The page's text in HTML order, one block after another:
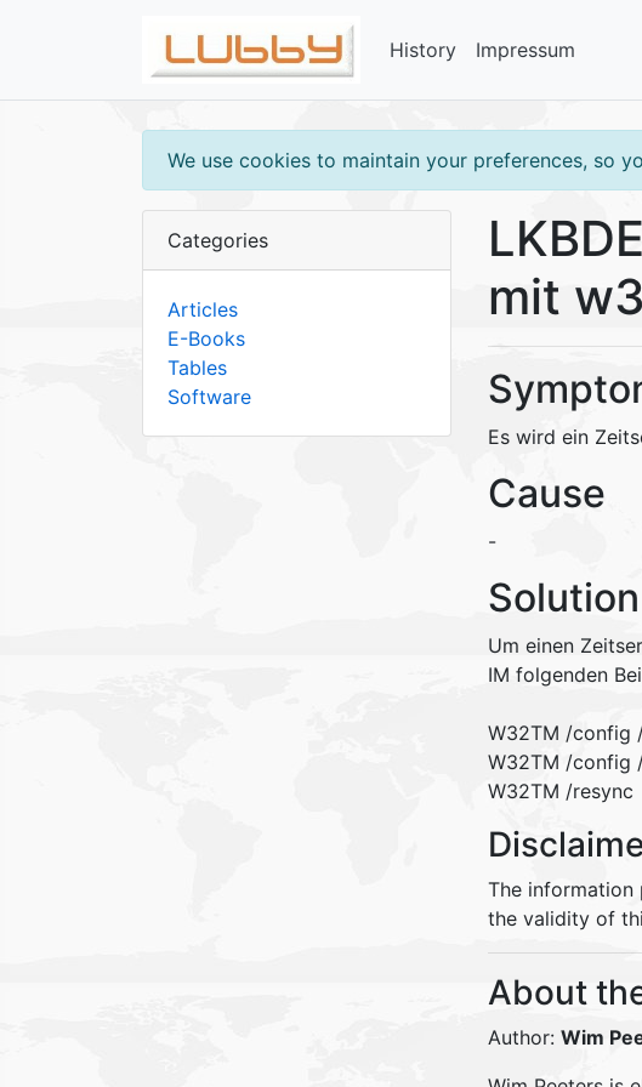
History Impressum
We use cookies to maintain your preferences, so
Categories
Articles
E-Books
Tables
Software
mit
Es wird ein
Cause
-
Solution
Um einen
IM folgenden
W32TM /config
W32TM /config
W32TM /resync
The information
the validity of
About
Author: Wim